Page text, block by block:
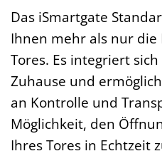
Das iSmartgate
Ihnen mehr als nur
Tores. Es integriert
Zuhause und
an Kontrolle und
Möglichkeit, den
Ihres Tores in Echtzeit